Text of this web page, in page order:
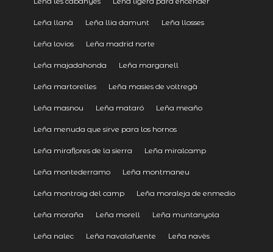
Leña llanà Leña llia damunt Leña llosses
Leña lovios Leña madrid norte
Leña majadahonda Leña marganell
Leña martorelles Leña masies de voltregà
Leña masnou Leña mataró Leña meaño
Leña menuda que sirve para los hornos
Leña miraflores de la sierra Leña miralcamp
Leña montederramo Leña montmaneu
Leña montroig del camp Leña moraleja de enmedio
Leña moraña Leña morell Leña muntanyola
Leña nalec Leña navalafuente Leña navès